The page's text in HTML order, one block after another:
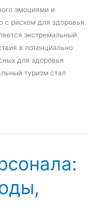
эмоциями и
с риском для здоровья.
экстремальный
в потенциально
для здоровья
туризм стал